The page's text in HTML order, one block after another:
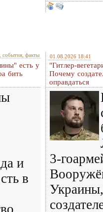
события, факты
есть у
бить
и
в
01.08.2026 18:41
"Гитлер-
Почему
оправдаться
3-